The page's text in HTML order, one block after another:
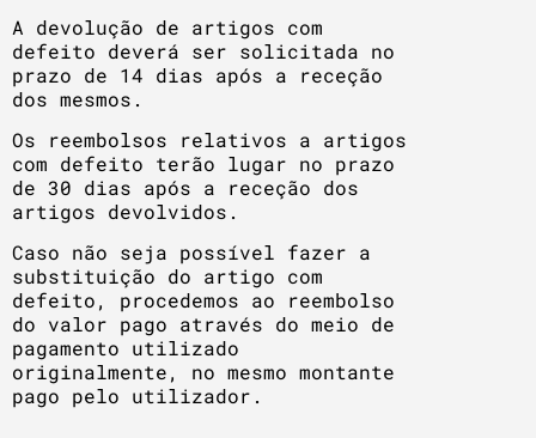
A devolução de artigos com
defeito deverá ser solicitada no
prazo de 14 dias após a receção
dos mesmos.
Os reembolsos relativos a artigos
com defeito terão lugar no prazo
de 30 dias após a receção dos
artigos devolvidos.
Caso não seja possível fazer a
substituição do artigo com
defeito, procedemos ao reembolso
do valor pago através do meio de
pagamento utilizado
originalmente, no mesmo montante
pago pelo utilizador.